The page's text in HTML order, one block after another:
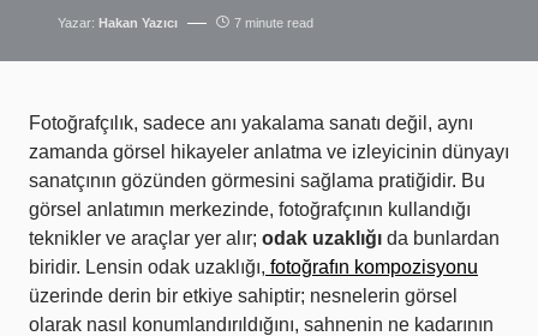
Yazar: Hakan Yazıcı 7 minute read
Fotoğrafçılık, sadece anı yakalama sanatı değil, aynı
zamanda görsel hikayeler anlatma ve izleyicinin dünyayı
sanatçının gözünden görmesini sağlama pratiğidir. Bu
görsel anlatımın merkezinde, fotoğrafçının kullandığı
teknikler ve araçlar yer alır; odak uzaklığı da bunlardan
biridir. Lensin odak uzaklığı, fotoğrafın kompozisyonu
üzerinde derin bir etkiye sahiptir; nesnelerin görsel
olarak nasıl konumlandırıldığını, sahnenin ne kadarının